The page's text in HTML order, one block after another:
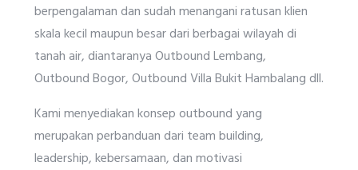
berpengalaman dan sudah menangani ratusan klien
skala kecil maupun besar dari berbagai wilayah di
tanah air, diantaranya Outbound Lembang,
Outbound Bogor, Outbound Villa Bukit Hambalang dll.
Kami menyediakan konsep outbound yang
merupakan perbanduan dari team building,
leadership, kebersamaan, dan motivasi